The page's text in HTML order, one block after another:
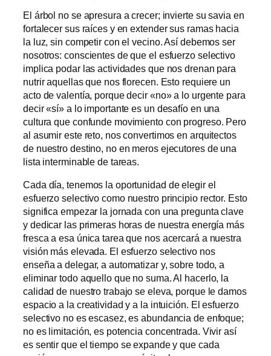
El árbol no se apresura a crecer; invierte su savia en
fortalecer sus raíces y en extender sus ramas hacia
la luz, sin competir con el vecino. Así debemos ser
nosotros: conscientes de que el esfuerzo selectivo
implica podar las actividades que nos drenan para
nutrir aquellas que nos florecen. Esto requiere un
acto de valentía, porque decir «no» a lo urgente para
decir «sí» a lo importante es un desafío en una
cultura que confunde movimiento con progreso. Pero
al asumir este reto, nos convertimos en arquitectos
de nuestro destino, no en meros ejecutores de una
lista interminable de tareas.
Cada día, tenemos la oportunidad de elegir el
esfuerzo selectivo como nuestro principio rector. Esto
significa empezar la jornada con una pregunta clave
y dedicar las primeras horas de nuestra energía más
fresca a esa única tarea que nos acercará a nuestra
visión más elevada. El esfuerzo selectivo nos
enseña a delegar, a automatizar y, sobre todo, a
eliminar todo aquello que no suma. Al hacerlo, la
calidad de nuestro trabajo se eleva, porque le damos
espacio a la creatividad y a la intuición. El esfuerzo
selectivo no es escasez, es abundancia de enfoque;
no es limitación, es potencia concentrada. Vivir así
es sentir que el tiempo se expande y que cada